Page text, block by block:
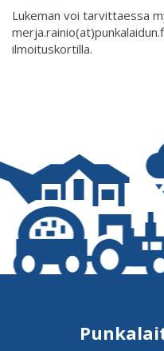
Lukeman voi tarvittaessa
ilmoituskortilla.